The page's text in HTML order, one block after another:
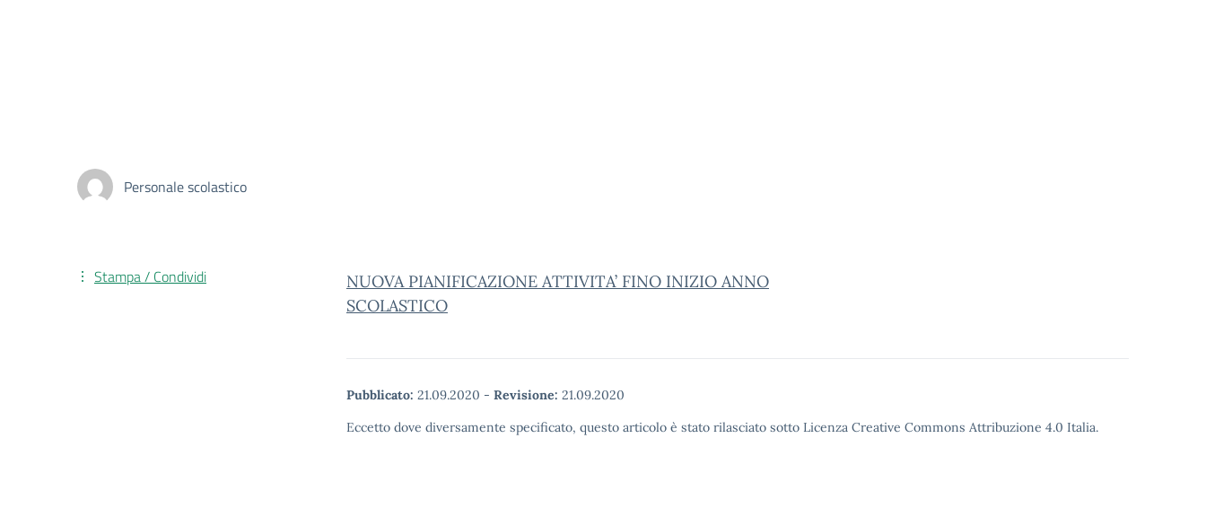
Personale scolastico
NUOVA PIANIFICAZIONE ATTIVITA’ FINO INIZIO ANNO
SCOLASTICO
Pubblicato: 21.09.2020 - Revisione: 21.09.2020
Eccetto dove diversamente specificato, questo articolo è stato rilasciato sotto Licenza Creative Commons Attribuzione 4.0 Italia.
Stampa / Condividi